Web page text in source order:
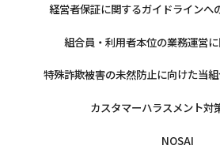
経営者保証に関するガイドラインへ
組合員・利用者本位の業務運営
特殊詐欺被害の未然防止に向けた当
カスタマーハラスメント対
NOSAI